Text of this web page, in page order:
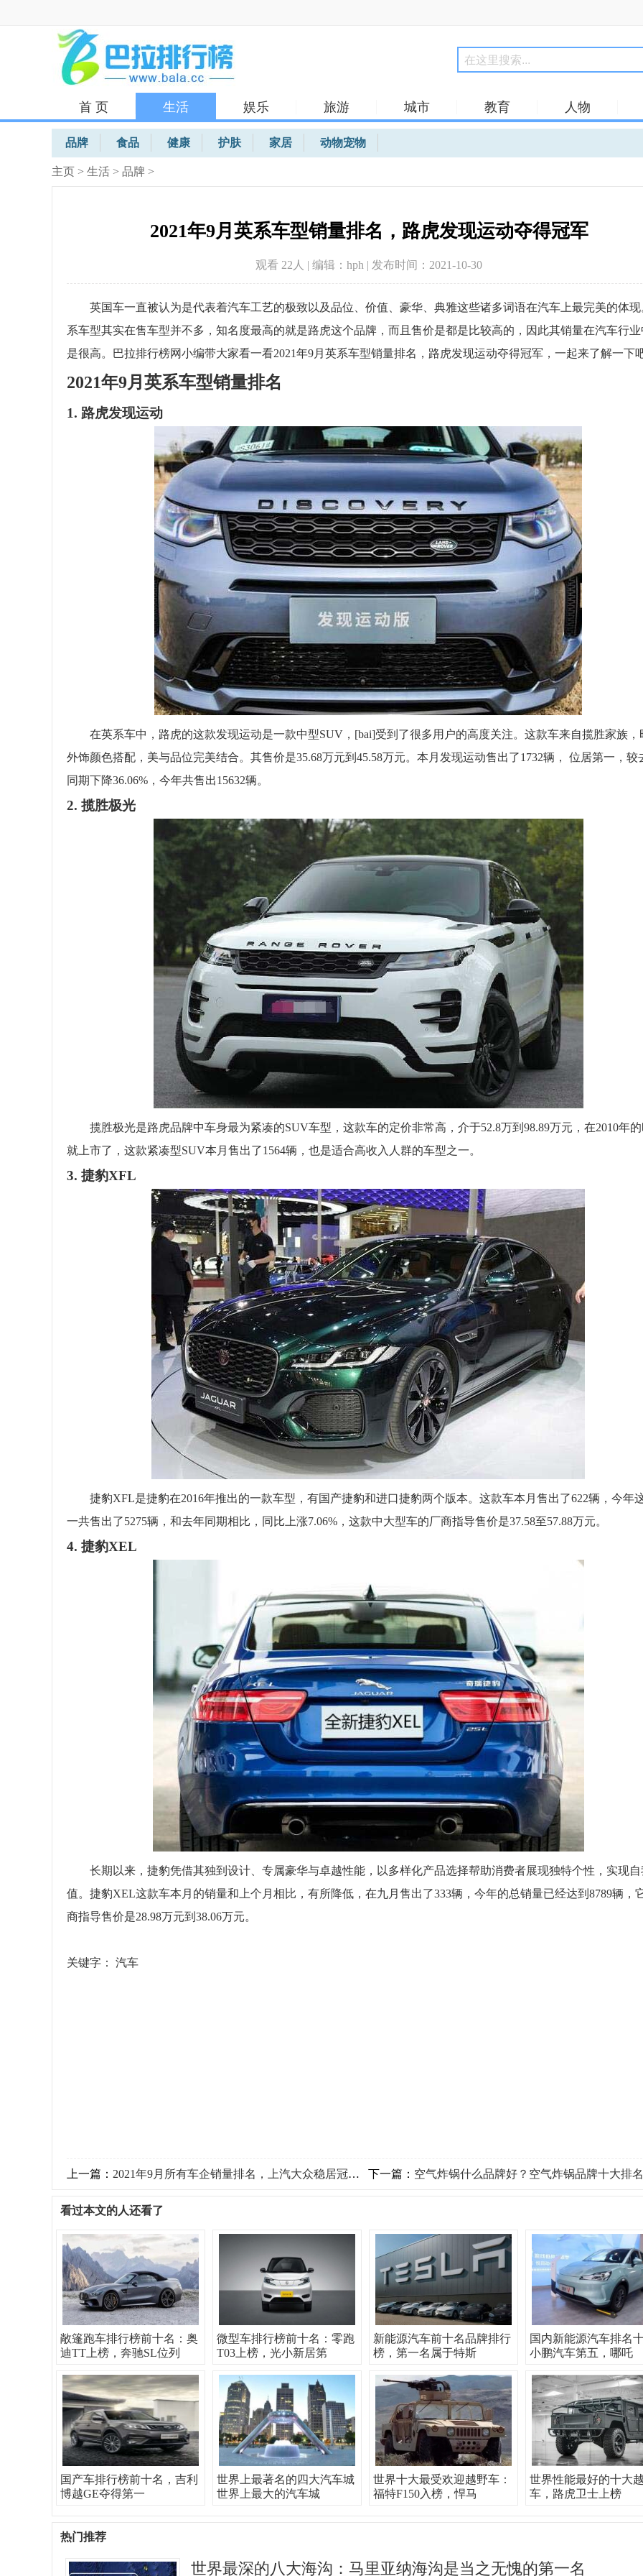
首 页 生活 娱乐 旅游 城市 教育
人物
体育
品牌 食品 健康 护肤 家居 动物宠物
主页 > 生活 > 品牌 >
2021年9月英系车型销量排名，路虎发现运动夺得冠军
观看 22 人 | 编辑：hph | 发布时间：2021-10-30
英国车一直被认为是代表着汽车工艺的极致以及品位、价值、豪华、典雅这些诸多词语在汽车上最完美的体现
系车型其实在售车型并不多，知名度最高的就是路虎这个品牌，而且售价是都是比较高的，因此其销量在汽车行
是很高。巴拉排行榜网小编带大家看一看2021年9月英系车型销量排名，路虎发现运动夺得冠军，一起来了解一下
2021年9月英系车型销量排名
1. 路虎发现运动
在英系车中，路虎的这款发现运动是一款中型SUV，[bai]受到了很多用户的高度关注。这款车来自揽胜家族，
外饰颜色搭配，美与品位完美结合。其售价是35.68万元到45.58万元。本月发现运动售出了1732辆， 位居第一，较
同期下降36.06%，今年共售出15632辆。
2. 揽胜极光
揽胜极光是路虎品牌中车身最为紧凑的SUV车型，这款车的定价非常高，介于52.8万到98.89万元，在2010年
就上市了，这款紧凑型SUV本月售出了1564辆，也是适合高收入人群的车型之一。
3. 捷豹XFL
捷豹XFL是捷豹在2016年推出的一款车型，有国产捷豹和进口捷豹两个版本。这款车本月售出了622辆，今年
一共售出了5275辆，和去年同期相比，同比上涨7.06%，这款中大型车的厂商指导售价是37.58至57.88万元。
4. 捷豹XEL
长期以来，捷豹凭借其独到设计、专属豪华与卓越性能，以多样化产品选择帮助消费者展现独特个性，实现自
值。捷豹XEL这款车本月的销量和上个月相比，有所降低，在九月售出了333辆，今年的总销量已经达到8789辆，
商指导售价是28.98万元到38.06万元。
关键字： 汽车
上一篇： 2021年9月所有车企销量排名，上汽大众稳居冠军宝座 下一篇： 空气炸锅什么品牌好？空气炸锅品牌十大排名
看过本文的人还看了
敞篷跑车排行榜前十名：奥
迪TT上榜，奔驰SL位列
微型车排行榜前十名：零跑
T03上榜，光小新居第
新能源汽车前十名品牌排行
榜，第一名属于特斯
国内新能源汽车排名
小鹏汽车第五，哪吒
国产车排行榜前十名，吉利
博越GE夺得第一
世界上最著名的四大汽车城
世界上最大的汽车城
世界十大最受欢迎越野车：
福特F150入榜，悍马
世界性能最好的十大
车，路虎卫士上榜
热门推荐
世界最深的八大海沟：马里亚纳海沟是当之无愧的第一名